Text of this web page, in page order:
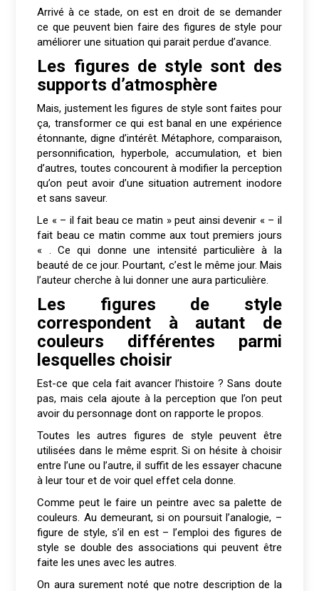
Arrivé à ce stade, on est en droit de se demander
ce que peuvent bien faire des figures de style pour
améliorer une situation qui parait perdue d’avance.
Les figures de style sont des
supports d’atmosphère
Mais, justement les figures de style sont faites pour
ça, transformer ce qui est banal en une expérience
étonnante, digne d’intérêt. Métaphore, comparaison,
personnification, hyperbole, accumulation, et bien
d’autres, toutes concourent à modifier la perception
qu’on peut avoir d’une situation autrement inodore
et sans saveur.
Le « – il fait beau ce matin » peut ainsi devenir « – il
fait beau ce matin comme aux tout premiers jours
« . Ce qui donne une intensité particulière à la
beauté de ce jour. Pourtant, c’est le même jour. Mais
l’auteur cherche à lui donner une aura particulière.
Les figures de style
correspondent à autant de
couleurs différentes parmi
lesquelles choisir
Est-ce que cela fait avancer l’histoire ? Sans doute
pas, mais cela ajoute à la perception que l’on peut
avoir du personnage dont on rapporte le propos.
Toutes les autres figures de style peuvent être
utilisées dans le même esprit. Si on hésite à choisir
entre l’une ou l’autre, il suffit de les essayer chacune
à leur tour et de voir quel effet cela donne.
Comme peut le faire un peintre avec sa palette de
couleurs. Au demeurant, si on poursuit l’analogie, –
figure de style, s’il en est – l’emploi des figures de
style se double des associations qui peuvent être
faite les unes avec les autres.
On aura surement noté que notre description de la